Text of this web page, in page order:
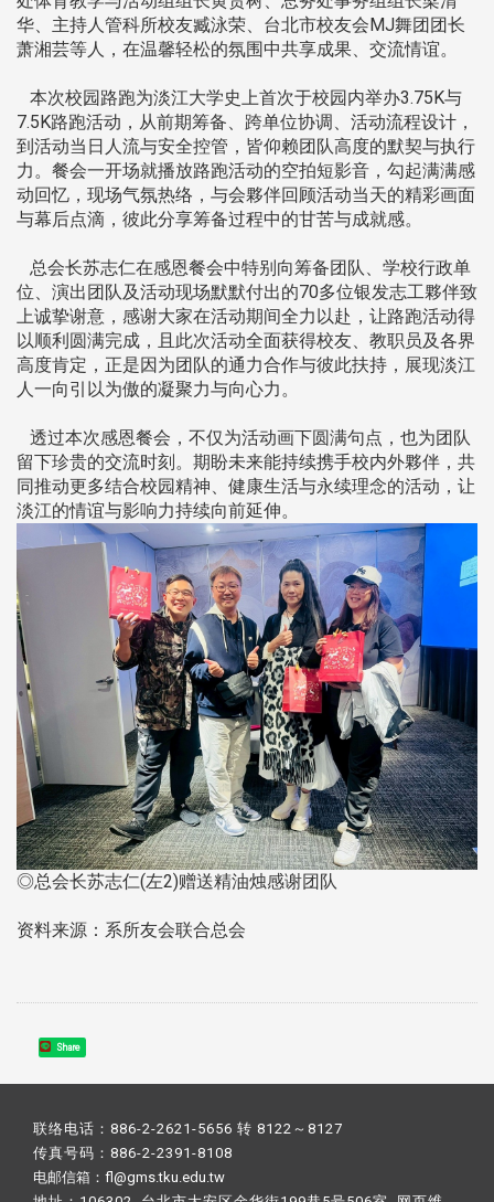
华、主持人管科所校友臧泳荣、台北市校友会MJ舞团团长
萧湘芸等人，在温馨轻松的氛围中共享成果、交流情谊。
本次校园路跑为淡江大学史上首次于校园内举办3.75K与
7.5K路跑活动，从前期筹备、跨单位协调、活动流程设计，
到活动当日人流与安全控管，皆仰赖团队高度的默契与执行
力。餐会一开场就播放路跑活动的空拍短影音，勾起满满感
动回忆，现场气氛热络，与会夥伴回顾活动当天的精彩画面
与幕后点滴，彼此分享筹备过程中的甘苦与成就感。
总会长苏志仁在感恩餐会中特别向筹备团队、学校行政单
位、演出团队及活动现场默默付出的70多位银发志工夥伴致
上诚挚谢意，感谢大家在活动期间全力以赴，让路跑活动得
以顺利圆满完成，且此次活动全面获得校友、教职员及各界
高度肯定，正是因为团队的通力合作与彼此扶持，展现淡江
人一向引以为傲的凝聚力与向心力。
透过本次感恩餐会，不仅为活动画下圆满句点，也为团队
留下珍贵的交流时刻。期盼未来能持续携手校内外夥伴，共
同推动更多结合校园精神、健康生活与永续理念的活动，让
淡江的情谊与影响力持续向前延伸。
◎总会长苏志仁(左2)赠送精油烛感谢团队
资料来源：系所友会联合总会
Share
联络电话：886-2-2621-5656 转 8122～8127
传真号码：886-2-2391-8108
电邮信箱：fl@gms.tku.edu.tw